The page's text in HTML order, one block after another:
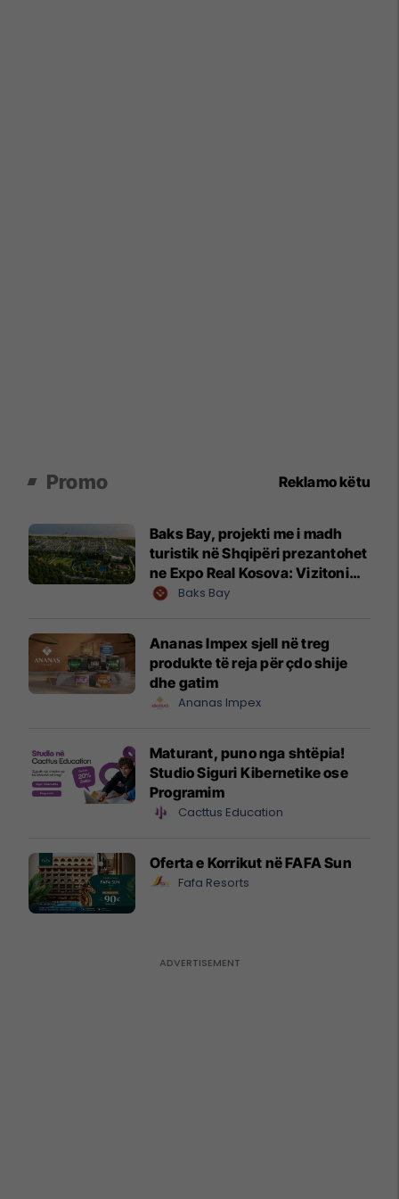
Promo Reklamo këtu
Baks Bay, projekti me i madh
turistik në Shqipëri prezantohet
ne Expo Real Kosova: Vizitoni
shtandin dhe zbuloni
Baks Bay
Ananas Impex sjell në treg
produkte të reja për çdo shije
dhe gatim
Ananas Impex
Maturant, puno nga shtëpia!
Studio Siguri Kibernetike ose
Programim
Cacttus Education
Oferta e Korrikut në FAFA Sun
Fafa Resorts